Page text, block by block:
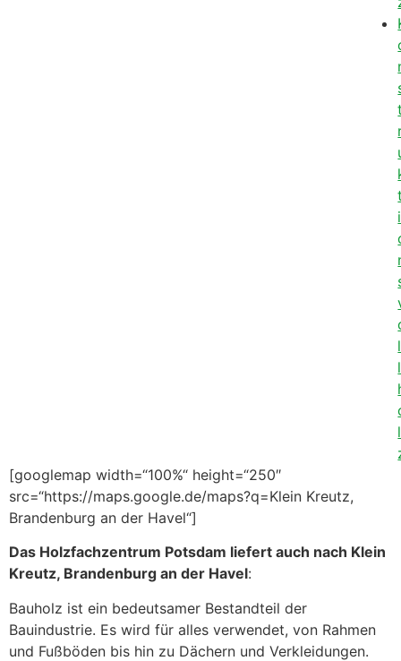
i
l
l
l
[googlemap width=“100%“ height=“250″
src=“https://maps.google.de/maps?q=Klein Kreutz,
Brandenburg an der Havel“]
Das Holzfachzentrum Potsdam liefert auch nach Klein
Kreutz, Brandenburg an der Havel:
Bauholz ist ein bedeutsamer Bestandteil der
Bauindustrie. Es wird für alles verwendet, von Rahmen
und Fußböden bis hin zu Dächern und Verkleidungen.